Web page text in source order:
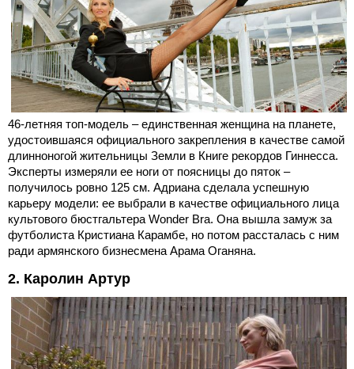
46-летняя топ-модель – единственная женщина на планете,
удостоившаяся официального закрепления в качестве самой
длинноногой жительницы Земли в Книге рекордов Гиннесса.
Эксперты измеряли ее ноги от поясницы до пяток –
получилось ровно 125 см. Адриана сделала успешную
карьеру модели: ее выбрали в качестве официального лица
культового бюстгальтера Wonder Bra. Она вышла замуж за
футболиста Кристиана Карамбе, но потом рассталась с ним
ради армянского бизнесмена Арама Оганяна.
2. Каролин Артур